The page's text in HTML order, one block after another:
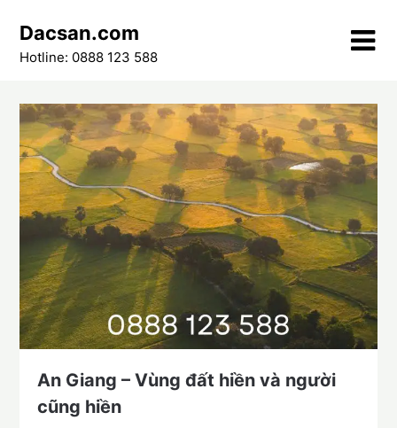
content
Dacsan.com
Hotline: 0888 123 588
An Giang – Vùng đất hiền và người
cũng hiền